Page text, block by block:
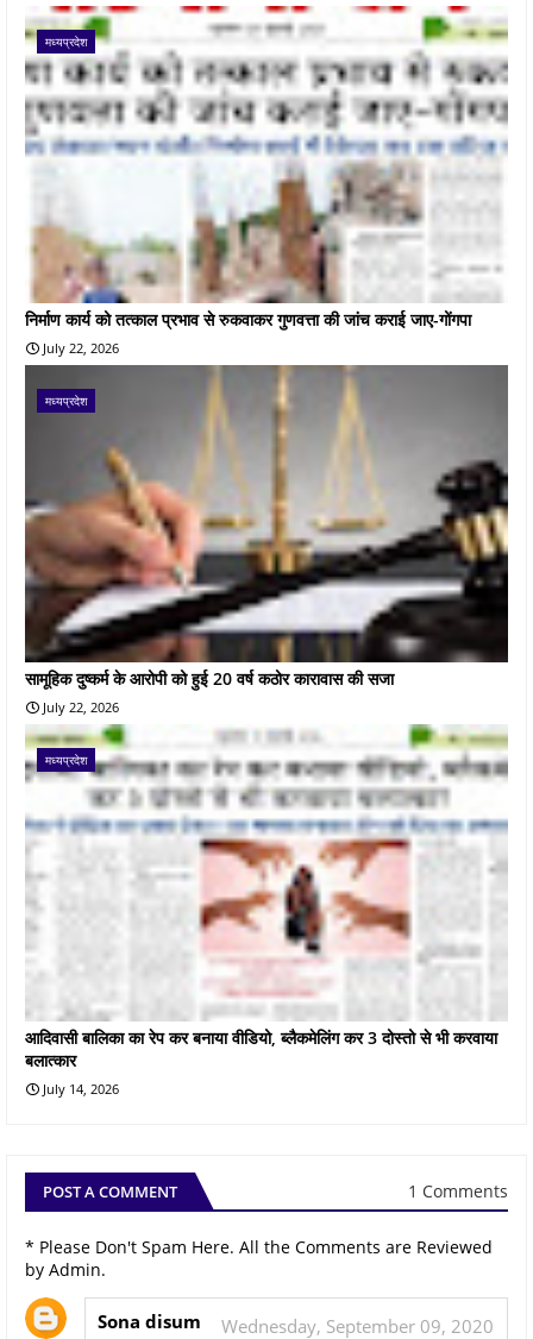
मध्यप्रदेश
निर्माण कार्य को तत्काल प्रभाव से रुकवाकर गुणवत्ता की जांच कराई जाए-गोंगपा
July 22, 2026
मध्यप्रदेश
सामूहिक दुष्कर्म के आरोपी को हुई 20 वर्ष कठोर कारावास की सजा
July 22, 2026
मध्यप्रदेश
आदिवासी बालिका का रेप कर बनाया वीडियो, ब्लैकमेलिंग कर 3 दोस्तो से भी करवाया
बलात्कार
July 14, 2026
POST A COMMENT 1 Comments
* Please Don't Spam Here. All the Comments are Reviewed
by Admin.
Sona disum Wednesday, September 09, 2020